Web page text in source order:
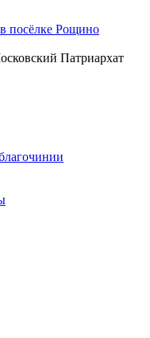
посёлке Рощино
Патриархат